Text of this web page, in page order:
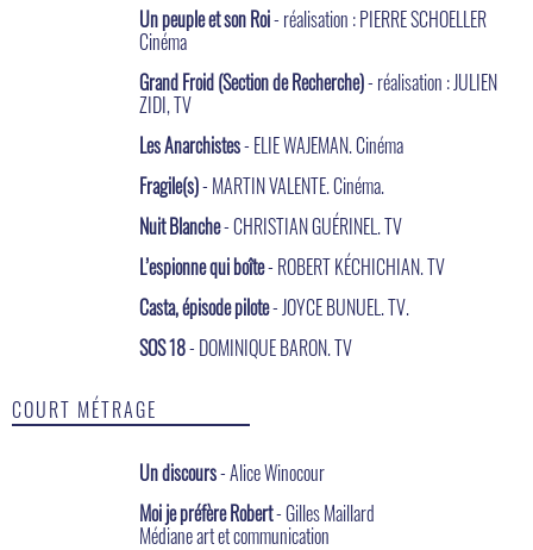
Un peuple et son Roi- réalisation : PIERRE SCHOELLER
Cinéma
Grand Froid (Section de Recherche)- réalisation : JULIEN
ZIDI, TV
Les Anarchistes- ELIE WAJEMAN. Cinéma
Fragile(s)- MARTIN VALENTE. Cinéma.
Nuit Blanche- CHRISTIAN GUÉRINEL. TV
L’espionne qui boîte- ROBERT KÉCHICHIAN. TV
Casta, épisode pilote- JOYCE BUNUEL. TV.
SOS 18- DOMINIQUE BARON. TV
COURT MÉTRAGE
Un discours- Alice Winocour
Moi je préfère Robert- Gilles Maillard
Médiane art et communication